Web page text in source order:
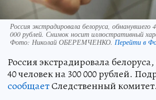
Россия экстрадировала белоруса, обманувшего
000 рублей. Снимок носит иллюстративный
Фото: Николай ОБЕРЕМЧЕНКО. Перейти в
Россия экстрадировала
40 человек на 300 000 рублей.
сообщаетСледственный комитет.